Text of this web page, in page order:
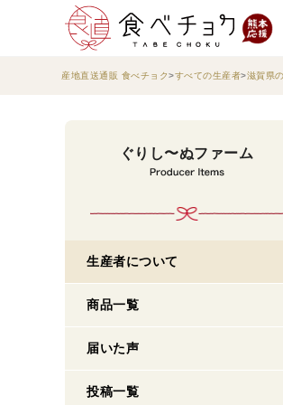
産地直送通販 食べチョク すべての生産者 滋賀県
ぐりし〜ぬファーム
生産者について
商品一覧
届いた声
投稿一覧